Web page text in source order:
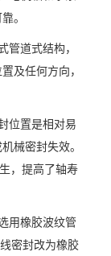
。
道式结构，
及任何方向，
位置是相对易
械密封失效。
，提高了轴寿
用橡胶波纹管
密封改为橡胶